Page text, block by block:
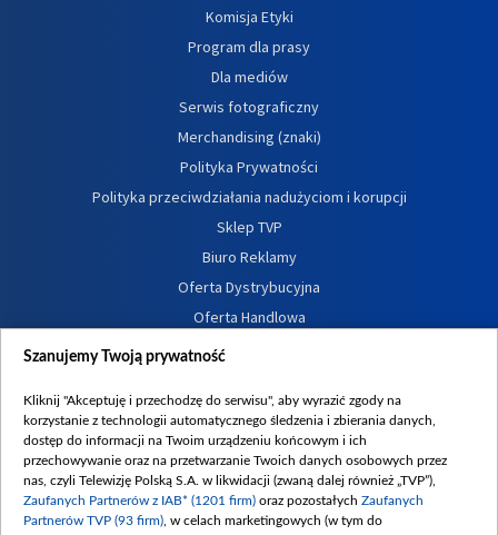
Komisja Etyki
Program dla prasy
Dla mediów
Serwis fotograficzny
Merchandising (znaki)
Polityka Prywatności
Polityka przeciwdziałania nadużyciom i korupcji
Sklep TVP
Biuro Reklamy
Oferta Dystrybucyjna
Oferta Handlowa
Dostępność
Procedura zgłoszeń wewnętrznych
Szanujemy Twoją prywatność
Kliknij "Akceptuję i przechodzę do serwisu", aby wyrazić zgody na
korzystanie z technologii automatycznego śledzenia i zbierania danych,
dostęp do informacji na Twoim urządzeniu końcowym i ich
przechowywanie oraz na przetwarzanie Twoich danych osobowych przez
nas, czyli Telewizję Polską S.A. w likwidacji (zwaną dalej również „TVP”),
Zaufanych Partnerów z IAB* (1201 firm) oraz pozostałych Zaufanych
Partnerów TVP (93 firm) , w celach marketingowych (w tym do